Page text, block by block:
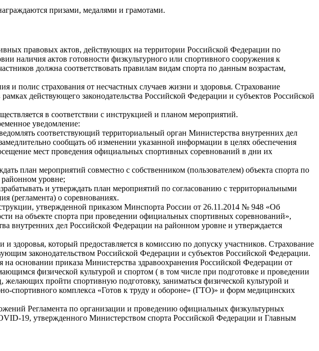
призами, медалями и грамотами.
правовых актов, действующих на территории Российской Федерации по
наличия актов готовности физкультурного или спортивного сооружения к
должна соответствовать правилам видам спорта по данным возрастам,
и полис страхования от несчастных случаев жизни и здоровья. Страхование
действующего законодательства Российской Федерации и субъектов Российской
в соответствии с инструкцией и планом мероприятий.
уведомление:
соответствующий территориальный орган Министерства внутренних дел
сообщать об изменении указанной информации в целях обеспечения
мест проведения официальных спортивных соревнований в дни их
план мероприятий совместно с собственником (пользователем) объекта спорта по
уровне;
и утверждать план мероприятий по согласованию с территориальными
(регламента) о соревнованиях.
утвержденной приказом Минспорта России от 26.11.2014 № 948 «Об
на объекте спорта при проведении официальных спортивных соревнований»,
внутренних дел Российской Федерации на районном уровне и утверждается
здоровья, который предоставляется в комиссию по допуску участников. Страхование
законодательством Российской Федерации и субъектов Российской Федерации.
основании приказа Министерства здравоохранения Российской Федерации от
физической культурой и спортом ( в том числе при подготовке и проведении
пройти спортивную подготовку, заниматься физической культурой и
спортивного комплекса «Готов к труду и обороне» (ГТО)» и форм медицинских
Регламента по организации и проведению официальных физкультурных
19, утвержденного Министерством спорта Российской Федерации и Главным